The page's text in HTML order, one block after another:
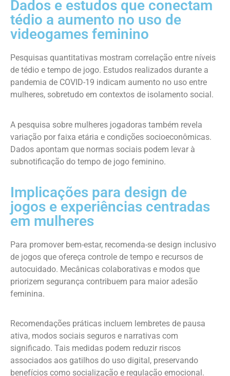
Dados e estudos que conectam
tédio a aumento no uso de
videogames feminino
Pesquisas quantitativas mostram correlação entre níveis
de tédio e tempo de jogo. Estudos realizados durante a
pandemia de COVID-19 indicam aumento no uso entre
mulheres, sobretudo em contextos de isolamento social.
A pesquisa sobre mulheres jogadoras também revela
variação por faixa etária e condições socioeconômicas.
Dados apontam que normas sociais podem levar à
subnotificação do tempo de jogo feminino.
Implicações para design de
jogos e experiências centradas
em mulheres
Para promover bem-estar, recomenda-se design inclusivo
de jogos que ofereça controle de tempo e recursos de
autocuidado. Mecânicas colaborativas e modos que
priorizem segurança contribuem para maior adesão
feminina.
Recomendações práticas incluem lembretes de pausa
ativa, modos sociais seguros e narrativas com
significado. Tais medidas podem reduzir riscos
associados aos gatilhos do uso digital, preservando
benefícios como socialização e regulação emocional.